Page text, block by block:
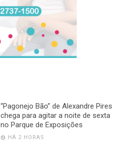
“Pagonejo Bão” de Alexandre Pires
chega para agitar a noite de sexta
no Parque de Exposições
HÁ 2 HORAS